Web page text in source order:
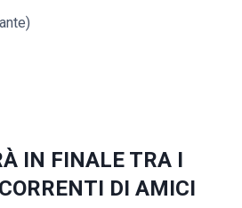
IN FINALE TRA I
DI AMICI